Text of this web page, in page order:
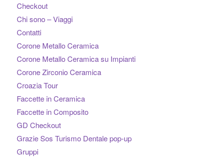
Checkout
Chi sono – Viaggi
Contatti
Corone Metallo Ceramica
Corone Metallo Ceramica su Impianti
Corone Zirconio Ceramica
Croazia Tour
Faccette in Ceramica
Faccette in Composito
GD Checkout
Grazie Sos Turismo Dentale pop-up
Gruppi